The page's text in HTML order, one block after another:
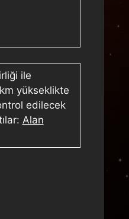
ile
yükseklikte
edilecek
Alan